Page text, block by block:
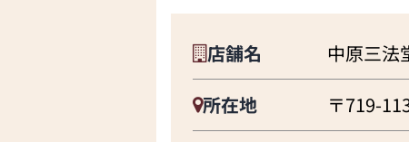
店舗名
中原三
所在地
〒719-